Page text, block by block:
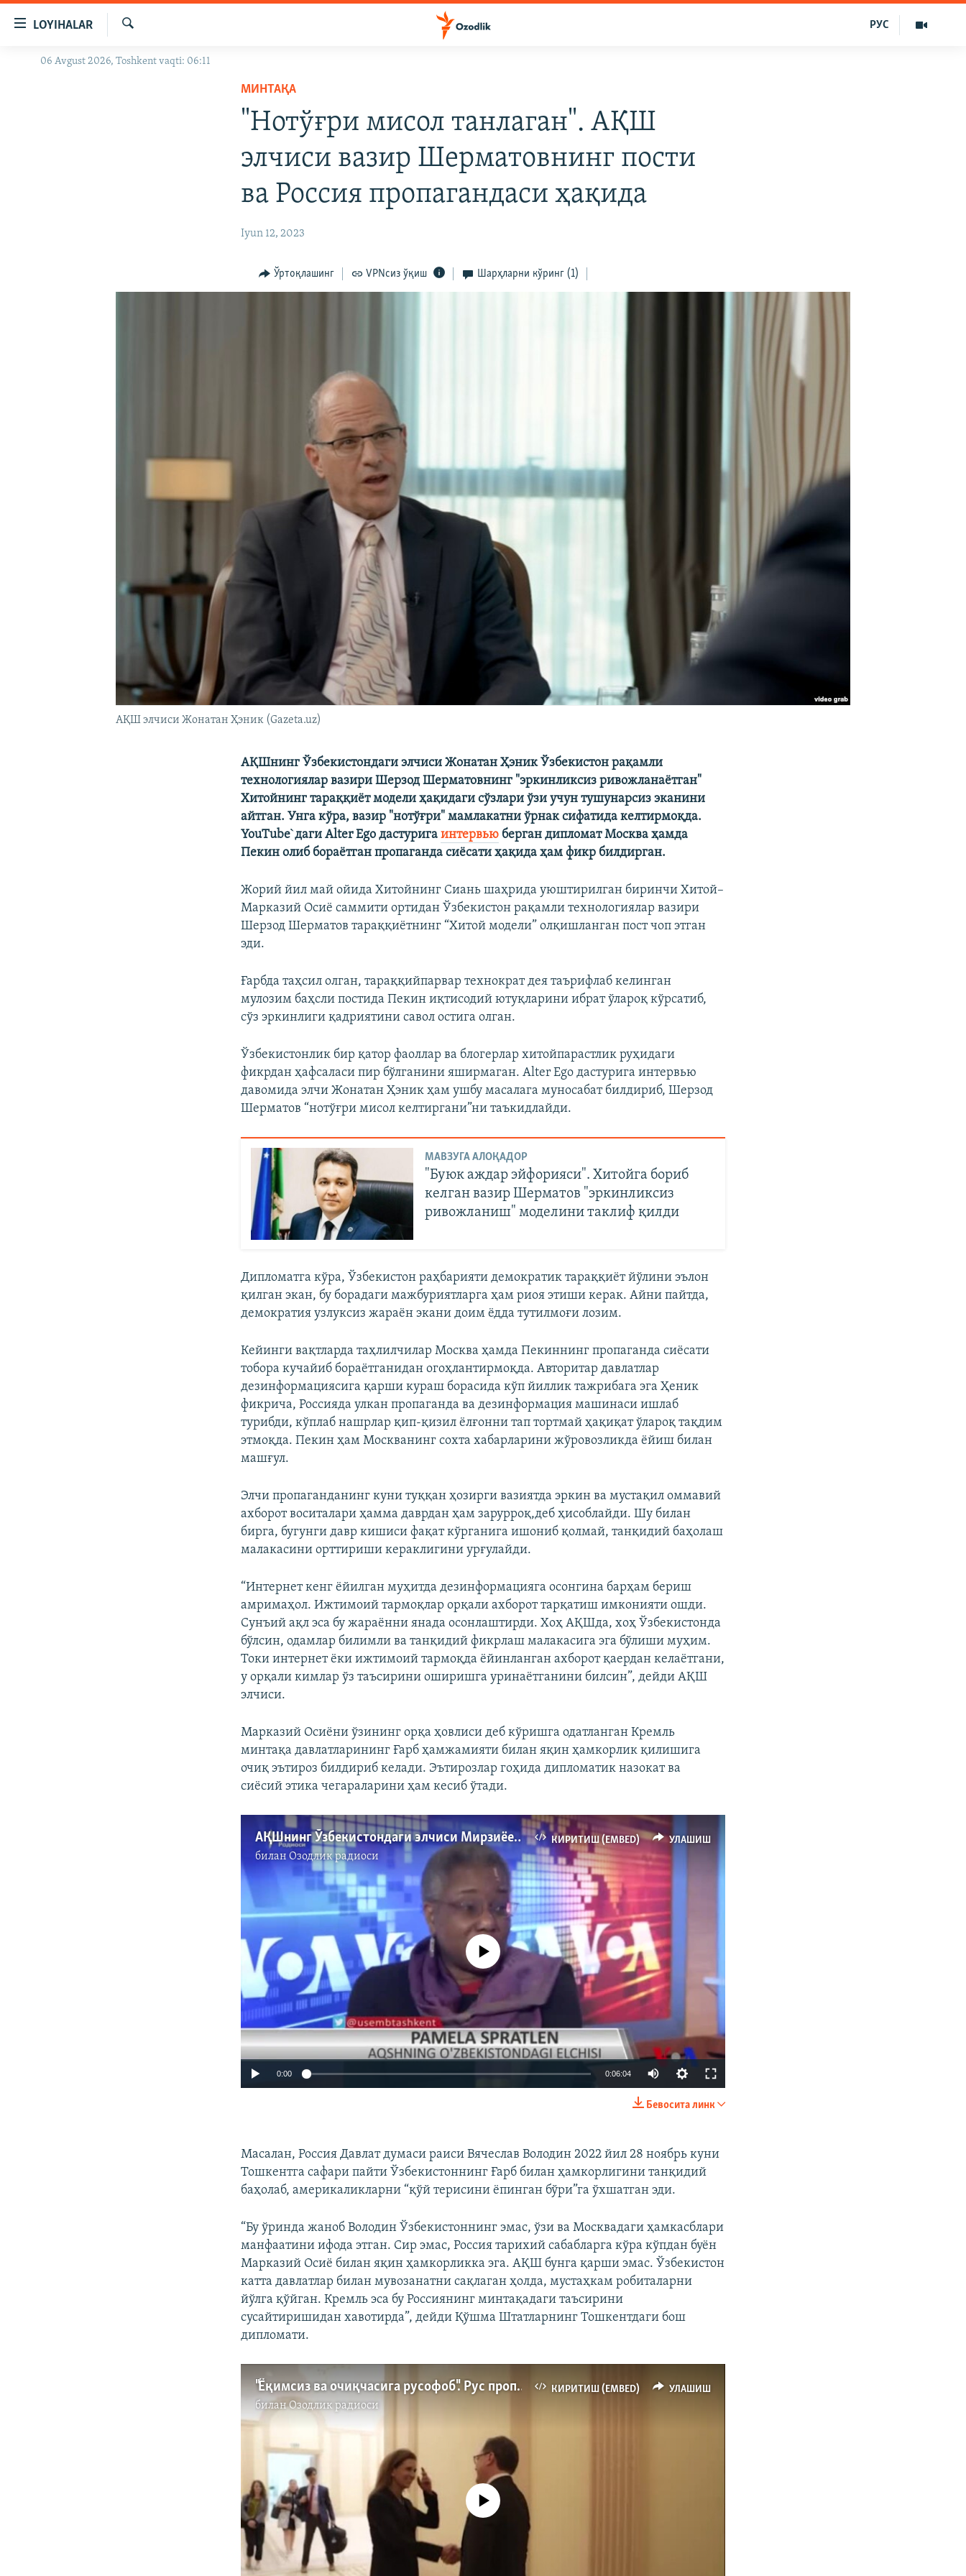
Бош
LOYIHALAR
OZODLIK SURISHTIRUVLARI
Излаш
РУС
06 Avgust 2026, Toshkent vaqti: 06:11
МИНТАҚА
"Нотўғри мисол танлаган". АҚШ
элчиси вазир Шерматовнинг пости
ва Россия пропагандаси ҳақида
Iyun 12, 2023
Ўртоқлашинг VPNсиз ўқиш Шарҳларни кўринг (1)
АҚШ элчиси Жонатан Ҳэник (Gazeta.uz)
АҚШнинг Ўзбекистондаги элчиси Жонатан Ҳэник Ўзбекистон рақамли
технологиялар вазири Шерзод Шерматовнинг "эркинликсиз ривожланаётган"
Хитойнинг тараққиёт модели ҳақидаги сўзлари ўзи учун тушунарсиз эканини
айтган. Унга кўра, вазир "нотўғри" мамлакатни ўрнак сифатида келтирмоқда.
YouTube`даги Alter Ego дастуригаинтервью берган дипломат Москва ҳамда
Пекин олиб бораётган пропаганда сиёсати ҳақида ҳам фикр билдирган.
Жорий йил май ойида Хитойнинг Сиань шаҳрида уюштирилган биринчи Хитой–
Марказий Осиё саммити ортидан Ўзбекистон рақамли технологиялар вазири
Шерзод Шерматов тараққиётнинг “Хитой модели” олқишланган пост чоп этган
эди.
Ғарбда таҳсил олган, тараққийпарвар технократ дея таърифлаб келинган
мулозим баҳсли постида Пекин иқтисодий ютуқларини ибрат ўлароқ кўрсатиб,
сўз эркинлиги қадриятини савол остига олган.
Ўзбекистонлик бир қатор фаоллар ва блогерлар хитойпарастлик руҳидаги
фикрдан ҳафсаласи пир бўлганини яширмаган. Alter Ego дастурига интервью
давомида элчи Жонатан Ҳэник ҳам ушбу масалага муносабат билдириб, Шерзод
Шерматов “нотўғри мисол келтиргани”ни таъкидлайди.
МАВЗУГА АЛОҚАДОР
"Буюк аждар эйфорияси". Хитойга бориб
келган вазир Шерматов "эркинликсиз
ривожланиш" моделини таклиф қилди
Дипломатга кўра, Ўзбекистон раҳбарияти демократик тараққиёт йўлини эълон
қилган экан, бу борадаги мажбуриятларга ҳам риоя этиши керак. Айни пайтда,
демократия узлуксиз жараён экани доим ёдда тутилмоғи лозим.
Кейинги вақтларда таҳлилчилар Москва ҳамда Пекиннинг пропаганда сиёсати
тобора кучайиб бораётганидан огоҳлантирмоқда. Авторитар давлатлар
дезинформациясига қарши кураш борасида кўп йиллик тажрибага эга Ҳеник
фикрича, Россияда улкан пропаганда ва дезинформация машинаси ишлаб
турибди, кўплаб нашрлар қип-қизил ёлғонни тап тортмай ҳақиқат ўлароқ тақдим
этмоқда. Пекин ҳам Москванинг сохта хабарларини жўровозликда ёйиш билан
машғул.
Элчи пропаганданинг куни туққан ҳозирги вазиятда эркин ва мустақил оммавий
ахборот воситалари ҳамма даврдан ҳам зарурроқ,деб ҳисоблайди. Шу билан
бирга, бугунги давр кишиси фақат кўрганига ишониб қолмай, танқидий баҳолаш
малакасини орттириши кераклигини урғулайди.
“Интернет кенг ёйилган муҳитда дезинформацияга осонгина барҳам бериш
амримаҳол. Ижтимоий тармоқлар орқали ахборот тарқатиш имконияти ошди.
Сунъий ақл эса бу жараённи янада осонлаштирди. Хоҳ АҚШда, хоҳ Ўзбекистонда
бўлсин, одамлар билимли ва танқидий фикрлаш малакасига эга бўлиши муҳим.
Токи интернет ёки ижтимоий тармоқда ёйинланган ахборот қаердан келаётгани,
у орқали кимлар ўз таъсирини оширишга уринаётганини билсин”, дейди АҚШ
элчиси.
Марказий Осиёни ўзининг орқа ҳовлиси деб кўришга одатланган Кремль
минтақа давлатларининг Ғарб ҳамжамияти билан яқин ҳамкорлик қилишига
очиқ эътироз билдириб келади. Эътирозлар гоҳида дипломатик назокат ва
сиёсий этика чегараларини ҳам кесиб ўтади.
КИРИТИШ (EMBED) УЛАШИШ
АҚШнинг Ўзбекистондаги элчиси Мирзиëев¸ унинг ислоҳотлари ва бугунги Ўзбекистон ҳақида
биланОзодлик радиоси
Айни дамда медиа-манба мавжуд эмас
0:00 0:06:04
Бевосита линк
Масалан, Россия Давлат думаси раиси Вячеслав Володин 2022 йил 28 ноябрь куни
Тошкентга сафари пайти Ўзбекистоннинг Ғарб билан ҳамкорлигини танқидий
баҳолаб, америкаликларни “қўй терисини ёпинган бўри”га ўхшатган эди.
“Бу ўринда жаноб Володин Ўзбекистоннинг эмас, ўзи ва Москвадаги ҳамкасблари
манфаатини ифода этган. Cир эмас, Россия тарихий сабабларга кўра кўпдан буён
Марказий Осиё билан яқин ҳамкорликка эга. АҚШ бунга қарши эмас. Ўзбекистон
катта давлатлар билан мувозанатни сақлаган ҳолда, мустаҳкам робиталарни
йўлга қўйган. Кремль эса бу Россиянинг минтақадаги таъсирини
сусайтиришидан хавотирда”, дейди Қўшма Штатларнинг Тошкентдаги бош
дипломати.
КИРИТИШ (EMBED) УЛАШИШ
"Ёқимсиз ва очиқчасига русофоб". Рус пропагандаси Алламжоновни Россияга қарши кампанияда айблади
биланОзодлик радиоси
Айни дамда медиа-манба мавжуд эмас